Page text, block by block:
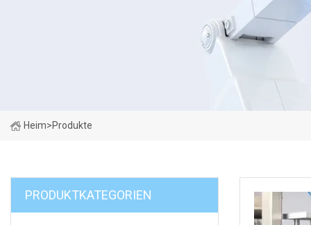
Heim>Produkte
PRODUKTKATEGORIEN